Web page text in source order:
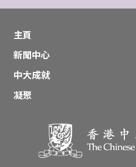
主頁
新聞中心
中大成就
凝聚